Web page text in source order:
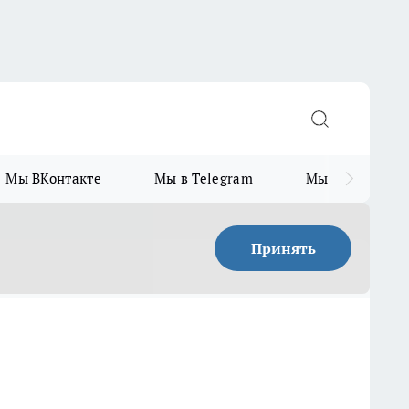
Мы ВКонтакте Мы в Telegram Мы в MAX
Принять